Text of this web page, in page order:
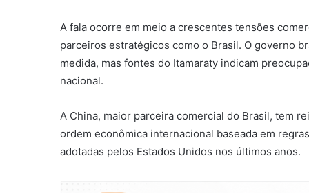
A fala ocorre em meio a crescentes tensões
parceiros estratégicos como o Brasil. O governo
medida, mas fontes do Itamaraty indicam
nacional.
A China, maior parceira comercial do Brasil, tem
ordem econômica internacional baseada em
adotadas pelos Estados Unidos nos últimos anos.